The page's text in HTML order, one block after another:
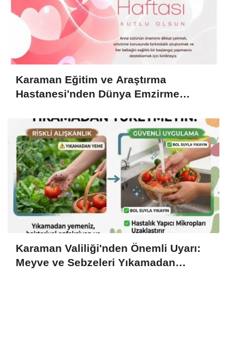
Karaman Eğitim ve Araştırma
Hastanesi'nden Dünya Emzirme
Karaman Valiliği'nden Önemli Uyarı:
Meyve ve Sebzeleri Yıkamadan